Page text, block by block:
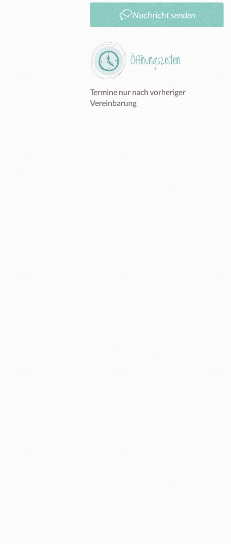
Nachricht senden
Öffnungszeiten
Termine nur nach vorheriger
Vereinbarung